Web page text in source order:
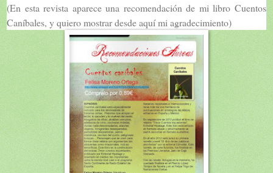
(En esta revista aparece una recomendación de mi libro Cuentos
Caníbales, y quiero mostrar desde aquí mi agradecimiento)